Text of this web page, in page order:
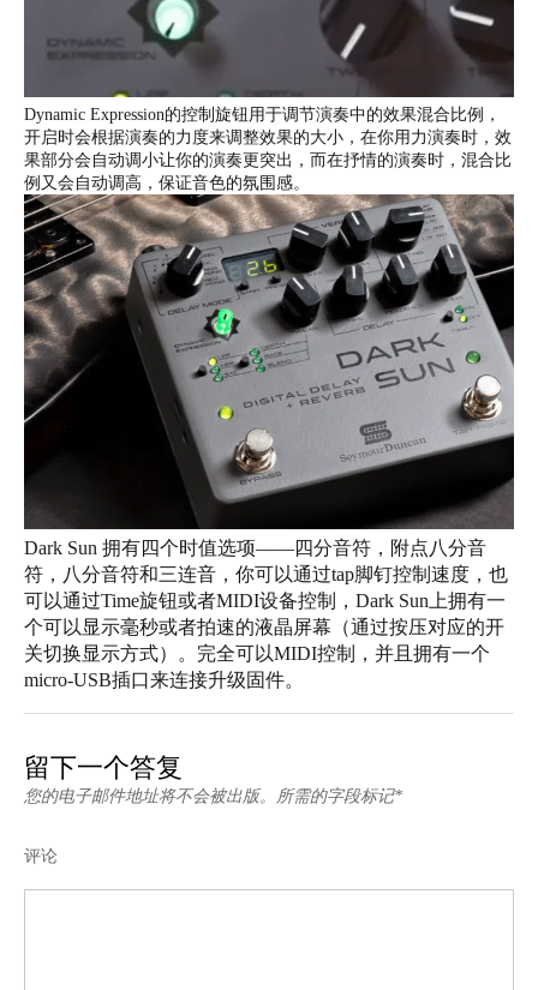
Dynamic Expression的控制旋钮用于调节演奏中的效果混合比例，
开启时会根据演奏的力度来调整效果的大小，在你用力演奏时，效
果部分会自动调小让你的演奏更突出，而在抒情的演奏时，混合比
例又会自动调高，保证音色的氛围感。
Dark Sun 拥有四个时值选项——四分音符，附点八分音
符，八分音符和三连音，你可以通过tap脚钉控制速度，也
可以通过Time旋钮或者MIDI设备控制，Dark Sun上拥有一
个可以显示毫秒或者拍速的液晶屏幕（通过按压对应的开
关切换显示方式）。完全可以MIDI控制，并且拥有一个
micro-USB插口来连接升级固件。
留下一个答复
您的电子邮件地址将不会被出版。所需的字段标记*
评论